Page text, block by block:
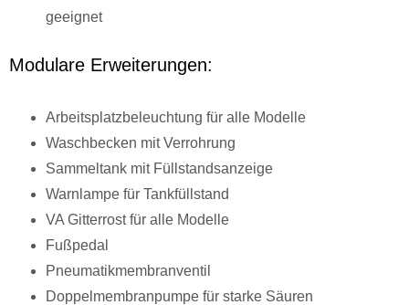
geeignet
Modulare Erweiterungen:
Arbeitsplatzbeleuchtung für alle Modelle
Waschbecken mit Verrohrung
Sammeltank mit Füllstandsanzeige
Warnlampe für Tankfüllstand
VA Gitterrost für alle Modelle
Fußpedal
Pneumatikmembranventil
Doppelmembranpumpe für starke Säuren